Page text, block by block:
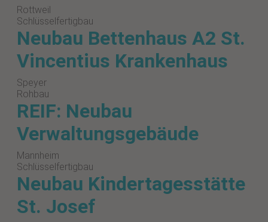
Rottweil
Schlüsselfertigbau
Neubau Bettenhaus A2 St.
Vincentius Krankenhaus
Speyer
Rohbau
REIF: Neubau
Verwaltungsgebäude
Mannheim
Schlüsselfertigbau
Neubau Kindertagesstätte
St. Josef